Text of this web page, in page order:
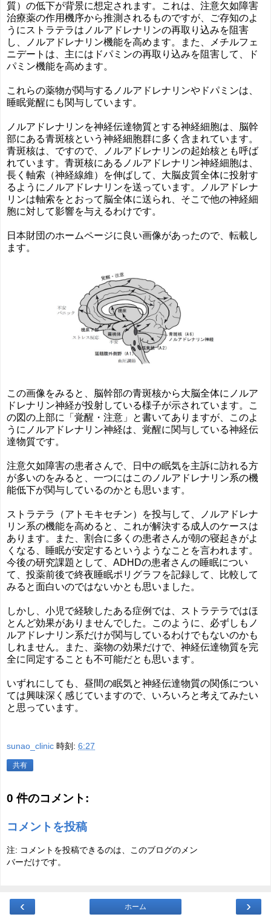
質）の低下が背景に想定されます。これは、注意欠如障害
治療薬の作用機序から推測されるものですが、ご存知のよ
うにストラテラはノルアドレナリンの再取り込みを阻害
し、ノルアドレナリン機能を高めます。また、メチルフェ
ニデートは、主にはドパミンの再取り込みを阻害して、ド
パミン機能を高めます。
これらの薬物が関与するノルアドレナリンやドパミンは、
睡眠覚醒にも関与しています。
ノルアドレナリンを神経伝達物質とする神経細胞は、脳幹
部にある青斑核という神経細胞群に多く含まれています。
青斑核は、ですので、ノルアドレナリンの起始核とも呼ば
れています。青斑核にあるノルアドレナリン神経細胞は、
長く軸索（神経線維）を伸ばして、大脳皮質全体に投射す
るようにノルアドレナリンを送っています。ノルアドレナ
リンは軸索をとおって脳全体に送られ、そこで他の神経細
胞に対して影響を与えるわけです。
日本財団のホームページに良い画像があったので、転載し
ます。
この画像をみると、脳幹部の青斑核から大脳全体にノルア
ドレナリン神経が投射している様子が示されています。こ
の図の上部に「覚醒・注意」と書いてありますが、このよ
うにノルアドレナリン神経は、覚醒に関与している神経伝
達物質です。
注意欠如障害の患者さんで、日中の眠気を主訴に訪れる方
が多いのをみると、一つにはこのノルアドレナリン系の機
能低下が関与しているのかとも思います。
ストラテラ（アトモキセチン）を投与して、ノルアドレナ
リン系の機能を高めると、これが解決する成人のケースは
あります。また、割合に多くの患者さんが朝の寝起きがよ
くなる、睡眠が安定するというようなことを言われます。
今後の研究課題として、ADHDの患者さんの睡眠につい
て、投薬前後で終夜睡眠ポリグラフを記録して、比較して
みると面白いのではないかとも思いました。
しかし、小児で経験したある症例では、ストラテラではほ
とんど効果がありませんでした。このように、必ずしもノ
ルアドレナリン系だけが関与しているわけでもないのかも
しれません。また、薬物の効果だけで、神経伝達物質を完
全に同定することも不可能だとも思います。
いずれにしても、昼間の眠気と神経伝達物質の関係につい
ては興味深く感じていますので、いろいろと考えてみたい
と思っています。
sunao_clinic 時刻: 6:27
共有
0 件のコメント:
コメントを投稿
注: コメントを投稿できるのは、このブログのメン
バーだけです。
‹ ›
ホーム